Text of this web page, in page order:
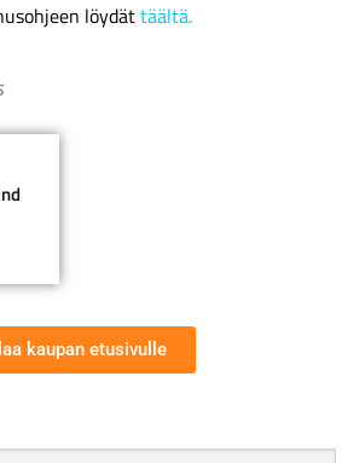
löydättäältä.
kaupan etusivulle